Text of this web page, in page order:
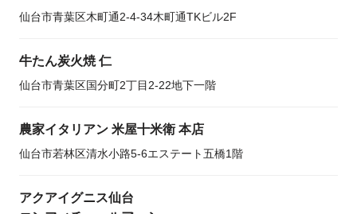
仙台市青葉区木町通2-4-34木町通TKビル2F
牛たん炭火焼 仁
仙台市青葉区国分町2丁目2-22地下一階
農家イタリアン 米屋十米衛 本店
仙台市若林区清水小路5-6エステート五橋1階
アクアイグニス仙台